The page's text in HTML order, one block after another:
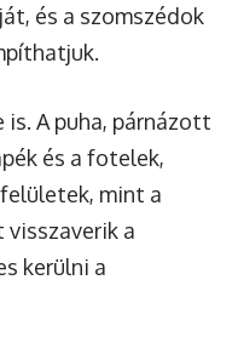
és a szomszédok
is. A puha, párnázott
és a fotelek,
mint a
visszaverik a
kerülni a